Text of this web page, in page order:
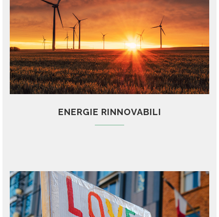
ENERGIE RINNOVABILI